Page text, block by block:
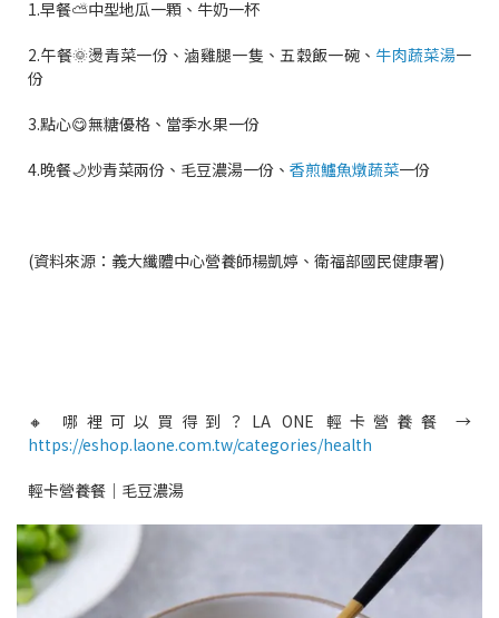
1.早餐⛅中型地瓜一顆、牛奶一杯
2.午餐🌞燙青菜一份、滷雞腿一隻、五穀飯一碗、 牛肉蔬菜湯一
份
3.點心😋無糖優格、當季水果一份
4.晚餐🌙炒青菜兩份、毛豆濃湯一份、 香煎鱸魚燉蔬菜一份
(資料來源：義大纖體中心營養師楊凱婷、衛福部國民健康署)
🔸 哪裡可以買得到？LA ONE 輕卡營養餐 →
https://eshop.laone.com.tw/categories/health
輕卡營養餐｜毛豆濃湯